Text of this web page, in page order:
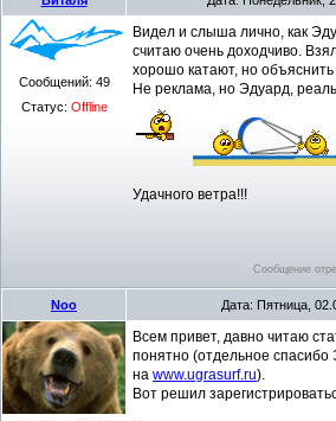
Сообщений: 49
Статус: Offline
Видел и слыша лично, как
считаю очень доходчиво.
хорошо катают, но объяснить
Не реклама, но Эдуард,
Удачного ветра!!!
Сообщение
Noo Дата: Пятница,
Всем привет, давно читаю
понятно (отдельное
на www.ugrasurf.ru).
Вот решил